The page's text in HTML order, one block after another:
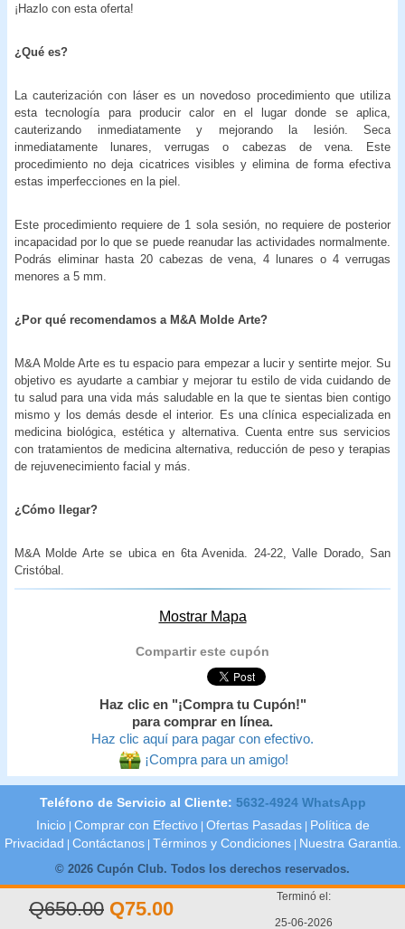
¡Hazlo con esta oferta!
¿Qué es?
La cauterización con láser es un novedoso procedimiento que utiliza
esta tecnología para producir calor en el lugar donde se aplica,
cauterizando inmediatamente y mejorando la lesión. Seca
inmediatamente lunares, verrugas o cabezas de vena. Este
procedimiento no deja cicatrices visibles y elimina de forma efectiva
estas imperfecciones en la piel.
Este procedimiento requiere de 1 sola sesión, no requiere de posterior
incapacidad por lo que se puede reanudar las actividades normalmente.
Podrás eliminar hasta 20 cabezas de vena, 4 lunares o 4 verrugas
menores a 5 mm.
¿Por qué recomendamos a M&A Molde Arte?
M&A Molde Arte es tu espacio para empezar a lucir y sentirte mejor. Su
objetivo es ayudarte a cambiar y mejorar tu estilo de vida cuidando de
tu salud para una vida más saludable en la que te sientas bien contigo
mismo y los demás desde el interior. Es una clínica especializada en
medicina biológica, estética y alternativa. Cuenta entre sus servicios
con tratamientos de medicina alternativa, reducción de peso y terapias
de rejuvenecimiento facial y más.
¿Cómo llegar?
M&A Molde Arte se ubica en 6ta Avenida. 24-22, Valle Dorado, San
Cristóbal.
Mostrar Mapa
Compartir este cupón
Haz clic en "¡Compra tu Cupón!"
para comprar en línea.
Haz clic aquí para pagar con efectivo.
¡Compra para un amigo!
Q650.00 Q75.00
Terminó el:
25-06-2026
Teléfono de Servicio al Cliente: 5632-4924 WhatsApp
Inicio Comprar con Efectivo Ofertas Pasadas
Política de
Privacidad
Contáctanos Términos y Condiciones
Nuestra Garantia.
© 2026 Cupón Club. Todos los derechos reservados.